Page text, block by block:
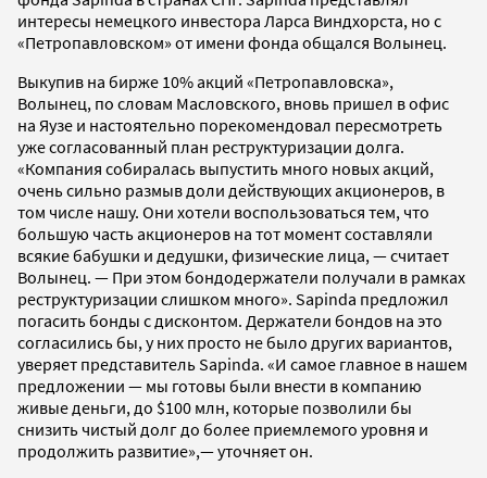
интересы немецкого инвестора Ларса Виндхорста, но с
«Петропавловском» от имени фонда общался Волынец.
Выкупив на бирже 10% акций «Петропавловска»,
Волынец, по словам Масловского, вновь пришел в офис
на Яузе и настоятельно порекомендовал пересмотреть
уже согласованный план реструктуризации долга.
«Компания собиралась выпустить много новых акций,
очень сильно размыв доли действующих акционеров, в
том числе нашу. Они хотели воспользоваться тем, что
большую часть акционеров на тот момент составляли
всякие бабушки и дедушки, физические лица, — считает
Волынец. — При этом бондодержатели получали в рамках
реструктуризации слишком много». Sapinda предложил
погасить бонды с дисконтом. Держатели бондов на это
согласились бы, у них просто не было других вариантов,
уверяет представитель Sapinda. «И самое главное в нашем
предложении — мы готовы были внести в компанию
живые деньги, до $100 млн, которые позволили бы
снизить чистый долг до более приемлемого уровня и
продолжить развитие»,— уточняет он.